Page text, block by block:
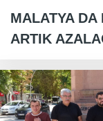
MALATYA DA
ARTIK